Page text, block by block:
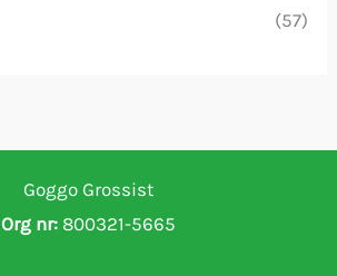
(57)
Goggo Grossist
Org nr:800321-5665